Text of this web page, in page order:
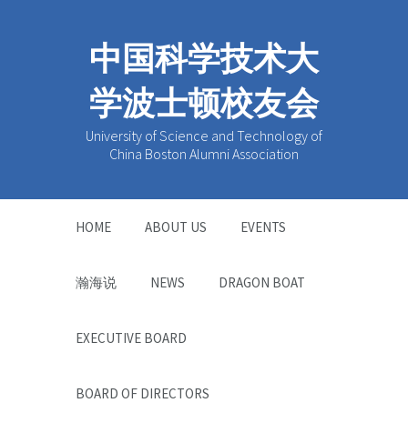
中国科学技术大
学波士顿校友会
University of Science and Technology of
China Boston Alumni Association
HOME ABOUT US EVENTS
瀚海说 NEWS DRAGON BOAT
EXECUTIVE BOARD
BOARD OF DIRECTORS